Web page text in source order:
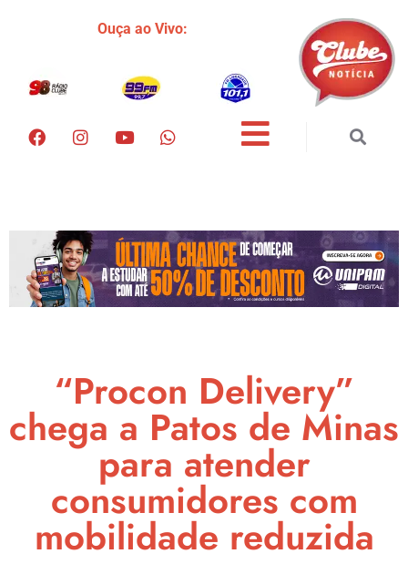
Ouça ao Vivo:
“Procon Delivery”
chega a Patos de Minas
para atender
consumidores com
mobilidade reduzida